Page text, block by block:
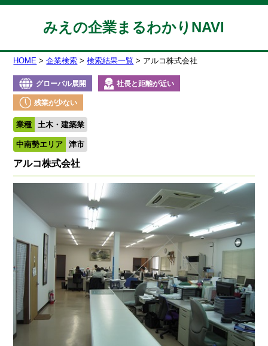
みえの企業まるわかりNAVI
HOME 企業検索 検索結果一覧 アルコ株式会社
グローバル展開 社長と距離が近い
残業が少ない
業種 土木・建築業
中南勢エリア 津市
アルコ株式会社